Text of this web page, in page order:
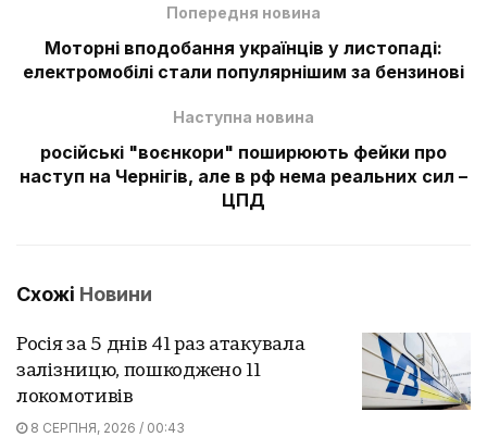
Попередня новина
Моторні вподобання українців у листопаді:
електромобілі стали популярнішим за бензинові
Наступна новина
російські "воєнкори" поширюють фейки про
наступ на Чернігів, але в рф нема реальних сил –
ЦПД
Схожі Новини
Росія за 5 днів 41 раз атакувала
залізницю, пошкоджено 11
локомотивів
8 СЕРПНЯ, 2026 / 00:43